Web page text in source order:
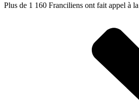
Plus de 1 160 Franciliens ont fait appel à